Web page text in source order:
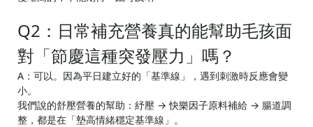
Q2：日常補充營養真的能幫助毛孩面
對「節慶這種突發壓力」嗎？
A：可以。因為平日建立好的「基準線」，遇到刺激時反應會變
小。
我們說的舒壓營養的幫助：紓壓 → 快樂因子原料補給 → 腸道調
整，都是在「墊高情緒穩定基準線」。